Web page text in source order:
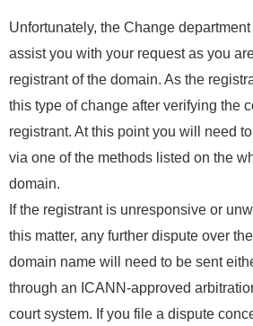
Unfortunately, the Change
assist you with your request as you
registrant of the domain. As the
this type of change after verifying the
registrant. At this point you will need
via one of the methods listed on the
domain.
If the registrant is unresponsive or
this matter, any further dispute over
domain name will need to be sent
through an ICANN-approved
court system. If you file a dispute